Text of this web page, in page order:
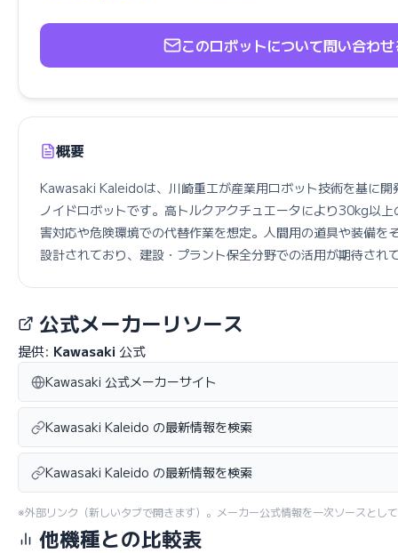
このロボットについて問い合わせ
概要
Kawasaki Kaleidoは、川崎重工が産業用ロボット技術を基に開
ノイドロボットです。高トルクアクチュエータにより30kg以
害対応や危険環境での代替作業を想定。人間用の道具や装備を
設計されており、建設・プラント保全分野での活用が期待され
公式メーカーリソース
提供: Kawasaki 公式
Kawasaki 公式メーカーサイト
Kawasaki Kaleido の最新情報を検索
Kawasaki Kaleido の最新情報を検索
※外部リンク（新しいタブで開きます）。メーカー公式情報を一次ソースとし
他機種との比較表